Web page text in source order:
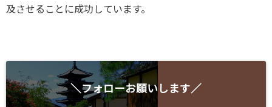
及させることに成功しています。
＼フォローお願いします／